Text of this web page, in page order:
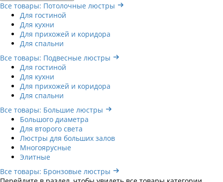
Все товары: Потолочные люстры
Для гостиной
Для кухни
Для прихожей и коридора
Для спальни
Все товары: Подвесные люстры
Для гостиной
Для кухни
Для прихожей и коридора
Для спальни
Все товары: Большие люстры
Большого диаметра
Для второго света
Люстры для больших залов
Многоярусные
Элитные
Все товары: Бронзовые люстры